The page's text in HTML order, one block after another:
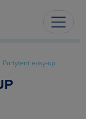
Partytent easy-up